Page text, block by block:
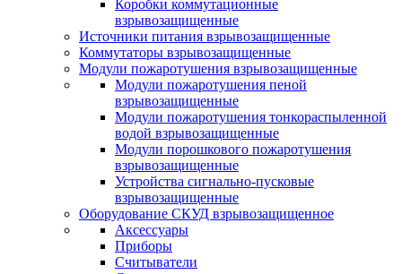
Коробки коммутационные
взрывозащищенные
Источники питания взрывозащищенные
Коммутаторы взрывозащищенные
Модули пожаротушения взрывозащищенные
Модули пожаротушения пеной
взрывозащищенные
Модули пожаротушения тонкораспыленной
водой взрывозащищенные
Модули порошкового пожаротушения
взрывозащищенные
Устройства сигнально-пусковые
взрывозащищенные
Оборудование СКУД взрывозащищенное
Аксессуары
Приборы
Считыватели